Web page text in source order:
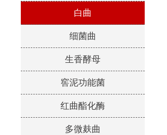
白曲
细菌曲
生香酵母
窖泥功能菌
红曲酯化酶
多微麸曲